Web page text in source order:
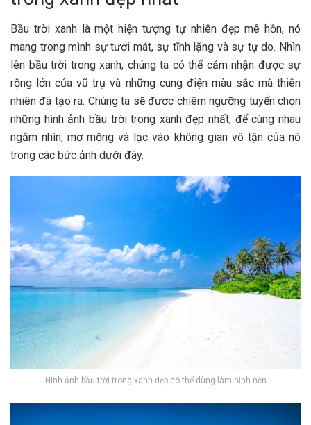
Bầu trời xanh là một hiện tượng tự nhiên đẹp mê hồn, nó
mang trong mình sự tươi mát, sự tĩnh lặng và sự tự do. Nhìn
lên bầu trời trong xanh, chúng ta có thể cảm nhận được sự
rộng lớn của vũ trụ và những cung điện màu sắc mà thiên
nhiên đã tạo ra. Chúng ta sẽ được chiêm ngưỡng tuyển chọn
những hình ảnh bầu trời trong xanh đẹp nhất, để cùng nhau
ngắm nhìn, mơ mộng và lạc vào không gian vô tận của nó
trong các bức ảnh dưới đây.
Hình ảnh bầu trời trong xanh đẹp có thể dùng làm hình nền